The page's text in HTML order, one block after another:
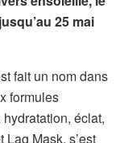
25 mai
fait un nom dans
formules
éclat,
Mask, s’est